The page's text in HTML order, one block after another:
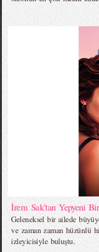
İrem Sak’tan Yepyeni
Geleneksel bir ailede
ve zaman zaman hüzünlü
izleyicisiyle buluştu.